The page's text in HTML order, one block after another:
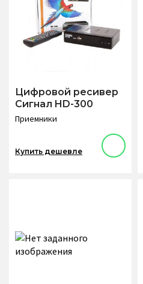
Цифровой ресивер
Сигнал HD-300
Приемники
Купить дешевле